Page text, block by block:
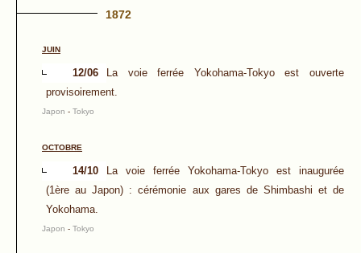
1872
JUIN
12/06
La voie ferrée Yokohama-Tokyo est ouverte
provisoirement.
Japon - Tokyo
OCTOBRE
14/10
La voie ferrée Yokohama-Tokyo est inaugurée
(1ère au Japon) : cérémonie aux gares de Shimbashi et de
Yokohama.
Japon - Tokyo